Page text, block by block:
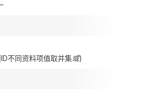
不同资料项值取并集或)